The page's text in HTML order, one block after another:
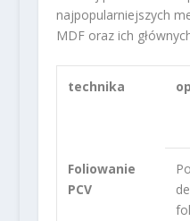
najpopularniejszych
MDF oraz ich
technika
Foliowanie
PCV